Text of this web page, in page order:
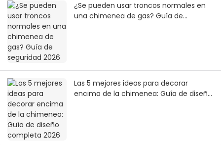
¿Se pueden usar troncos normales en
una chimenea de gas? Guía de
Las 5 mejores ideas para decorar
encima de la chimenea: Guía de diseño